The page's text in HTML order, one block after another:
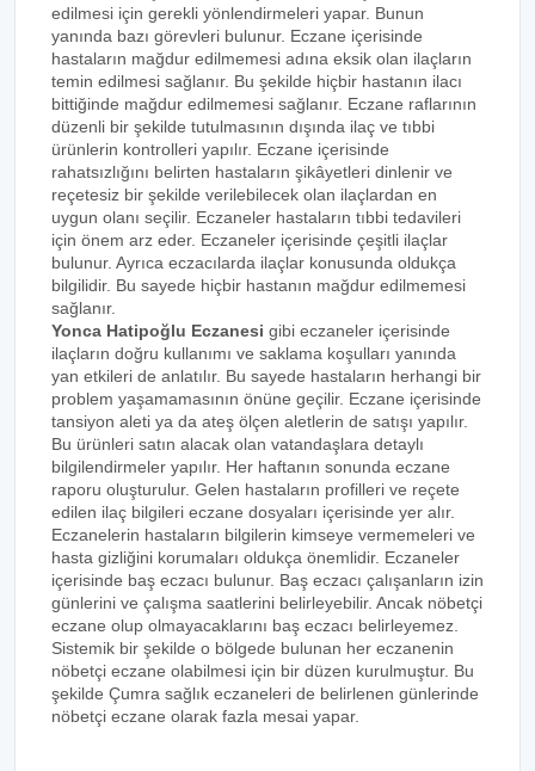
edilmesi için gerekli yönlendirmeleri yapar. Bunun
yanında bazı görevleri bulunur. Eczane içerisinde
hastaların mağdur edilmemesi adına eksik olan ilaçların
temin edilmesi sağlanır. Bu şekilde hiçbir hastanın ilacı
bittiğinde mağdur edilmemesi sağlanır. Eczane raflarının
düzenli bir şekilde tutulmasının dışında ilaç ve tıbbi
ürünlerin kontrolleri yapılır. Eczane içerisinde
rahatsızlığını belirten hastaların şikâyetleri dinlenir ve
reçetesiz bir şekilde verilebilecek olan ilaçlardan en
uygun olanı seçilir. Eczaneler hastaların tıbbi tedavileri
için önem arz eder. Eczaneler içerisinde çeşitli ilaçlar
bulunur. Ayrıca eczacılarda ilaçlar konusunda oldukça
bilgilidir. Bu sayede hiçbir hastanın mağdur edilmemesi
sağlanır.
Yonca Hatipoğlu Eczanesi gibi eczaneler içerisinde
ilaçların doğru kullanımı ve saklama koşulları yanında
yan etkileri de anlatılır. Bu sayede hastaların herhangi bir
problem yaşamamasının önüne geçilir. Eczane içerisinde
tansiyon aleti ya da ateş ölçen aletlerin de satışı yapılır.
Bu ürünleri satın alacak olan vatandaşlara detaylı
bilgilendirmeler yapılır. Her haftanın sonunda eczane
raporu oluşturulur. Gelen hastaların profilleri ve reçete
edilen ilaç bilgileri eczane dosyaları içerisinde yer alır.
Eczanelerin hastaların bilgilerin kimseye vermemeleri ve
hasta gizliğini korumaları oldukça önemlidir. Eczaneler
içerisinde baş eczacı bulunur. Baş eczacı çalışanların izin
günlerini ve çalışma saatlerini belirleyebilir. Ancak nöbetçi
eczane olup olmayacaklarını baş eczacı belirleyemez.
Sistemik bir şekilde o bölgede bulunan her eczanenin
nöbetçi eczane olabilmesi için bir düzen kurulmuştur. Bu
şekilde Çumra sağlık eczaneleri de belirlenen günlerinde
nöbetçi eczane olarak fazla mesai yapar.